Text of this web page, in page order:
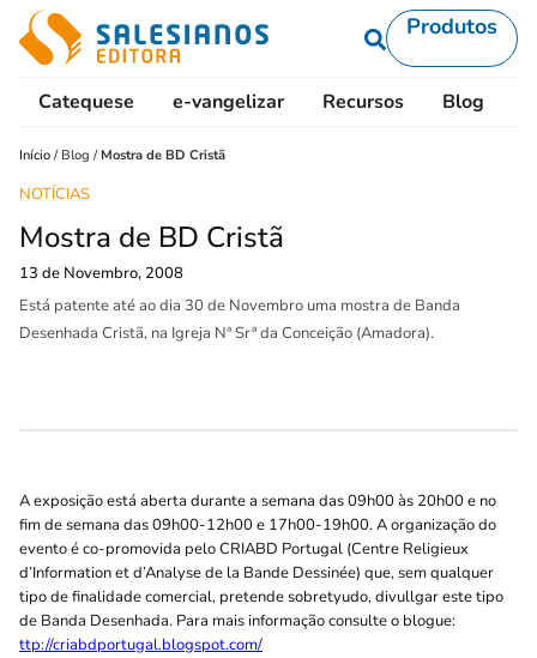
Produtos
Catequese e-vangelizar Recursos Blog
Início / Blog / Mostra de BD Cristã
NOTÍCIAS
Mostra de BD Cristã
13 de Novembro, 2008
Está patente até ao dia 30 de Novembro uma mostra de Banda
Desenhada Cristã, na Igreja Nª Srª da Conceição (Amadora).
A exposição está aberta durante a semana das 09h00 às 20h00 e no
fim de semana das 09h00-12h00 e 17h00-19h00. A organização do
evento é co-promovida pelo CRIABD Portugal (Centre Religieux
d’Information et d’Analyse de la Bande Dessinée) que, sem qualquer
tipo de finalidade comercial, pretende sobretyudo, divullgar este tipo
de Banda Desenhada. Para mais informação consulte o blogue:
ttp://criabdportugal.blogspot.com/